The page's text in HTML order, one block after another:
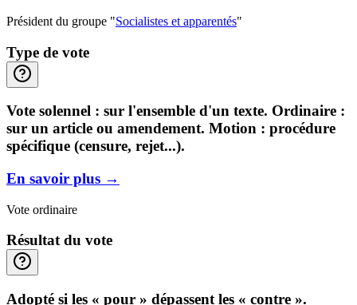
Président du groupe "Socialistes et apparentés"
Type de vote
Vote solennel : sur l'ensemble d'un texte. Ordinaire :
sur un article ou amendement. Motion : procédure
spécifique (censure, rejet...).
En savoir plus →
Vote ordinaire
Résultat du vote
Adopté si les « pour » dépassent les « contre ».